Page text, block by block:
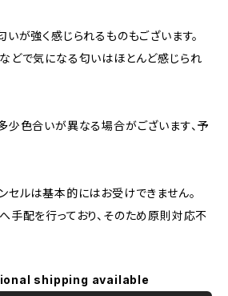
が強く感じられるものもございます。
どで気になる匂いはほとんど感じられ
少色合いが異なる場合がございます、予
ルは基本的にはお受けできません。
手配を行っており、そのため原則対応不
shipping available